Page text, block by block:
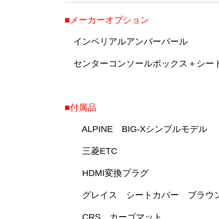
■メーカーオプション
インペリアルアンバーパール
センターコンソールボックス＋シー
■付属品
ALPINE BIG-Xシンプルモデル
三菱ETC
HDMI変換プラグ
グレイス シートカバー ブラウ
CRS カーゴマット